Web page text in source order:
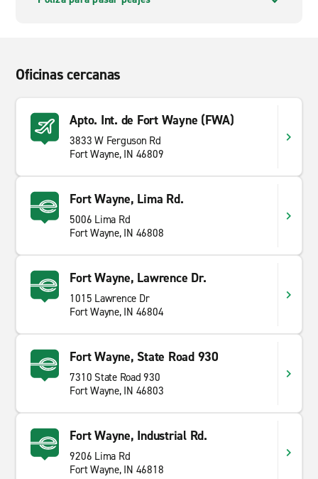
Oficinas cercanas
Apto. Int. de Fort Wayne (FWA)
3833 W Ferguson Rd
Fort Wayne, IN 46809
Fort Wayne, Lima Rd.
5006 Lima Rd
Fort Wayne, IN 46808
Fort Wayne, Lawrence Dr.
1015 Lawrence Dr
Fort Wayne, IN 46804
Fort Wayne, State Road 930
7310 State Road 930
Fort Wayne, IN 46803
Fort Wayne, Industrial Rd.
9206 Lima Rd
Fort Wayne, IN 46818